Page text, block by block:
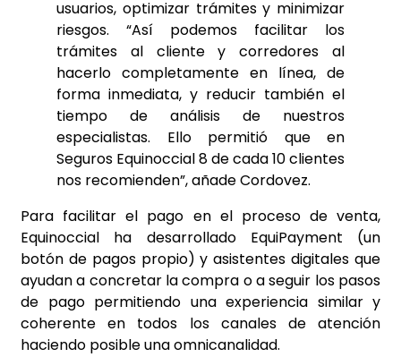
usuarios, optimizar trámites y minimizar
riesgos. “Así podemos facilitar los
trámites al cliente y corredores al
hacerlo completamente en línea, de
forma inmediata, y reducir también el
tiempo de análisis de nuestros
especialistas. Ello permitió que en
Seguros Equinoccial 8 de cada 10 clientes
nos recomienden”, añade Cordovez.
Para facilitar el pago en el proceso de venta,
Equinoccial ha desarrollado EquiPayment (un
botón de pagos propio) y asistentes digitales que
ayudan a concretar la compra o a seguir los pasos
de pago permitiendo una experiencia similar y
coherente en todos los canales de atención
haciendo posible una omnicanalidad.